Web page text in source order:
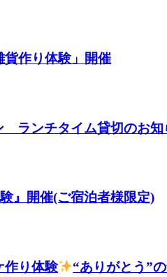
作り体験」開催
ランチタイム貸切のお知
』開催(ご宿泊者様限定)
作り体験 “ありがとう”